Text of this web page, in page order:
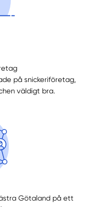
på snickeriföretag,
väldigt bra.
Götaland på ett